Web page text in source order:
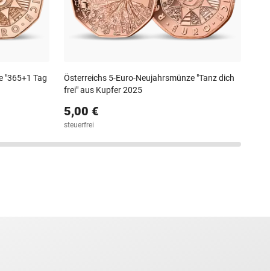
"365+1 Tag
Österreichs 5-Euro-Neujahrsmünze "Tanz dich
frei" aus Kupfer 2025
5,00 €
steuerfrei